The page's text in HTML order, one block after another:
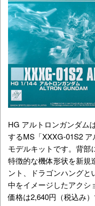
HG アルトロンガンダム
するMS「XXXG-01S2
モデルキットです。背部
特徴的な機体形状を新規
ント、ドラゴンハング
中をイメージしたアクシ
価格は2,640円（税込み）